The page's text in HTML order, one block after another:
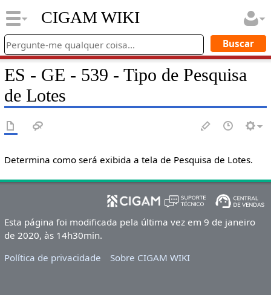
CIGAM WIKI
ES - GE - 539 - Tipo de Pesquisa
de Lotes
Determina como será exibida a tela de Pesquisa de Lotes.
Esta página foi modificada pela última vez em 9 de janeiro
de 2020, às 14h30min.
Política de privacidade
Sobre CIGAM WIKI